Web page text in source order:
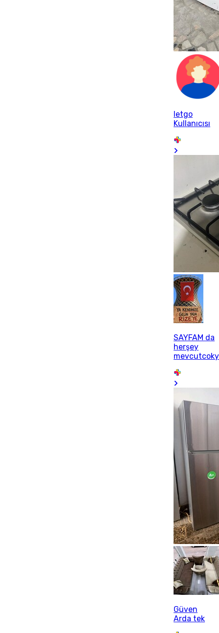
letgo
Kullanıcısı
SAYFAM da
herşey
Güven
Arda tek